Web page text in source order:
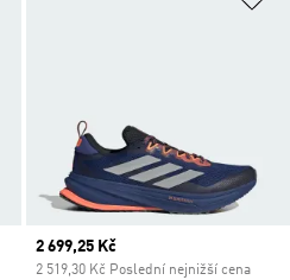
Current price
2 699,25 Kč
2 519,30 Kč Poslední nejnižší cena